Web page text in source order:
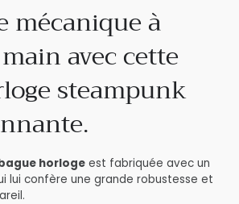
mécanique à
avec cette
steampunk
horlogeest fabriquée avec un
lui confère une grande robustesse et